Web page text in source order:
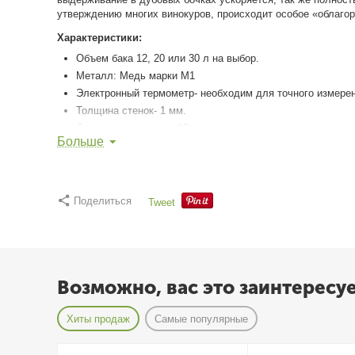
утверждению многих винокуров, происходит особое
Характеристики:
Объем бака 12, 20 или 30 л на выбор.
Металл: Медь марки М1
Электронный термометр- необходим для точного
Толщина стенок- 1 мм.
Диаметр змеевика 12 мм- змеевик из меди обладает
Комплектация:
Электронный термометр встроенный над
Хомут и силиконовая прокладка на 4 дюйма.
Хомут и силиконовая прокладка на 2 дюйма.
Больше
Поделиться Tweet
Возможно, вас это
Хиты продаж Самые популярные